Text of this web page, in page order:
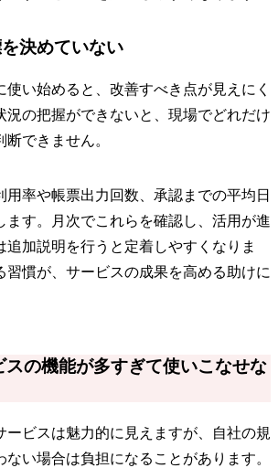
決めていない
使い始めると、改善すべき点が見えにく
況の把握ができないと、現場でどれだけ
できません。
用率や帳票出力回数、承認までの平均日
ます。月次でこれらを確認し、活用が進
追加説明を行うと定着しやすくなりま
習慣が、サービスの成果を高める助けに
スの機能が多すぎて使いこなせな
ービスは魅力的に見えますが、自社の規
い場合は負担になることがあります。